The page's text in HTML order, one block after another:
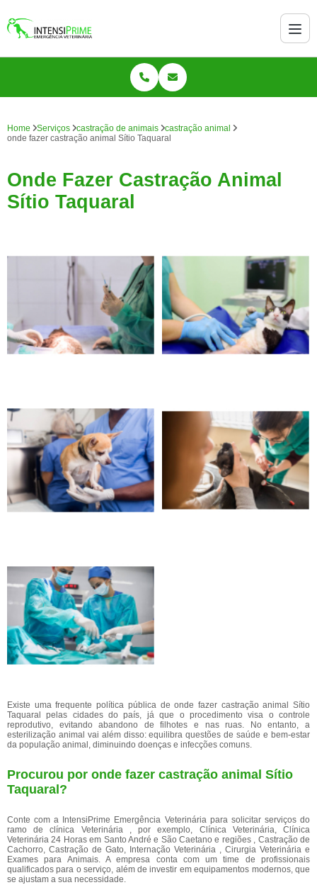
Home Serviços castração de animais
castração animal
onde fazer castração animal Sítio Taquaral
Onde Fazer Castração Animal
Sítio Taquaral
Existe uma frequente política pública de onde fazer castração animal Sítio
Taquaral pelas cidades do país, já que o procedimento visa o controle
reprodutivo, evitando abandono de filhotes e nas ruas. No entanto, a
esterilização animal vai além disso: equilibra questões de saúde e bem-estar
da população animal, diminuindo doenças e infecções comuns.
Procurou por onde fazer castração animal Sítio
Taquaral?
Conte com a IntensiPrime Emergência Veterinária para solicitar serviços do
ramo de clínica Veterinária , por exemplo, Clínica Veterinária, Clínica
Veterinária 24 Horas em Santo André e São Caetano e regiões , Castração de
Cachorro, Castração de Gato, Internação Veterinária , Cirurgia Veterinária e
Exames para Animais. A empresa conta com um time de profissionais
qualificados para o serviço, além de investir em equipamentos modernos, que
se ajustam a sua necessidade.